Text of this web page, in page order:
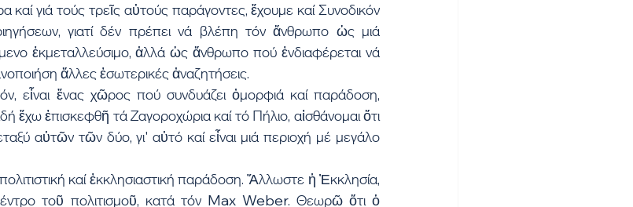
καί γιά τούς τρεῖς αὐτούς παράγοντες, ἔχουμε καί Συνοδικόν
γιατί δέν πρέπει νά βλέπη τόν ἄνθρωπο ὡς μιά
ἐκμεταλλεύσιμο, ἀλλά ὡς ἄνθρωπο πού ἐνδιαφέρεται νά
ἄλλες ἐσωτερικές ἀναζητήσεις.
εἶναι ἕνας χῶρος πού συνδυάζει ὀμορφιά καί παράδοση,
ἔχω ἐπισκεφθῆ τά Ζαγοροχώρια καί τό Πήλιο, αἰσθάνομαι ὅτι
αὐτῶν τῶν δύο, γι' αὐτό καί εἶναι μιά περιοχή μέ μεγάλο
καί ἐκκλησιαστική παράδοση. Ἄλλωστε ἡ Ἐκκλησία,
τοῦ πολιτισμοῦ, κατά τόν Max Weber. Θεωρῶ ὅτι ὁ